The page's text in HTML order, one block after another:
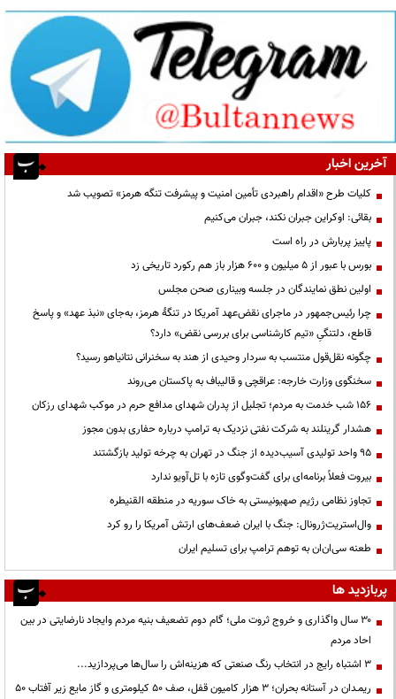
آخرین اخبار
کلیات طرح «اقدام راهبردی تأمین امنیت و پیشرفت تنگه هرمز» تصویب شد
بقائی: اوکراین جبران نکند، جبران می‌کنیم
پاییز پربارش در راه است
بورس با عبور از ۵ میلیون و ۶۰۰ هزار باز هم رکورد تاریخی زد
اولین نطق نمایندگان در جلسه وبیناری صحن مجلس
چرا رئیس‌جمهور در ماجرای نقض‌عهد آمریکا در تنگهٔ هرمز، به‌جای «نبذ عهد» و پاسخ
قاطع، دلتنگیِ «تیم کارشناسی برای بررسی نقض» دارد؟
چگونه نقل‌قول منتسب به سردار وحیدی از هند به سخنرانی نتانیاهو رسید؟
سخنگوی وزارت خارجه: عراقچی و قالیباف به پاکستان می‌روند
۱۵۶ شب خدمت به مردم؛ تجلیل از پدران شهدای مدافع حرم در موکب شهدای رزکان
هشدار گرینلند به شرکت نفتی نزدیک به ترامپ درباره حفاری بدون مجوز
95 واحد تولیدی آسیب‌دیده از جنگ در تهران به چرخه تولید بازگشتند
بیروت فعلاً برنامه‌ای برای گفت‌وگوی تازه با تل‌آویو ندارد
تجاوز نظامی رژیم صهیونیستی به خاک سوریه در منطقه القنیطره
وال‌استریت‌ژرونال: جنگ با ایران ضعف‌های ارتش آمریکا را رو کرد
طعنه سی‌ان‌ان به توهم ترامپ برای تسلیم ایران
پربازدید ها
۳۰ سال واگذاری و خروج ثروت ملی؛ گام دوم تضعیف بنیه مردم وایجاد نارضایتی در بین
احاد مردم
3 اشتباه رایج در انتخاب رنگ صنعتی که هزینه‌اش را سال‌ها می‌پردازید...
ریمـدان در آستانه بحران؛ ۳ هزار کامیون قفل، صف ۵۰ کیلومتری و گاز مایع زیر آفتاب ۵۰